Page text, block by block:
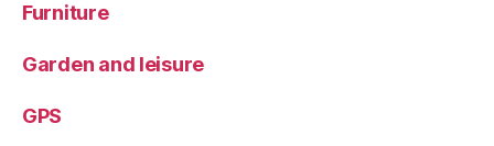
Furniture
Garden and leisure
GPS